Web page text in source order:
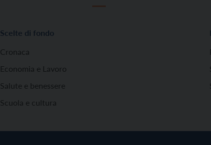
Scelte di fondo
Cronaca
Economia e Lavoro
Salute e benessere
Scuola e cultura